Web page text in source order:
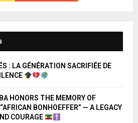
: LA GÉNÉRATION SACRIFIÉE DE
HONORS THE MEMORY OF
BONHOEFFER” — A LEGACY
COURAGE